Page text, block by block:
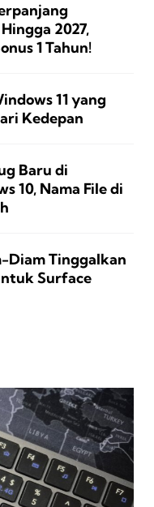
2027,
1 Tahun!
11 yang
Kedepan
Baru di
10, Nama File di
Diam Tinggalkan
Surface